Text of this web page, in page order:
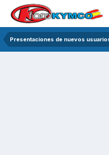
Presentaciones de nuevos